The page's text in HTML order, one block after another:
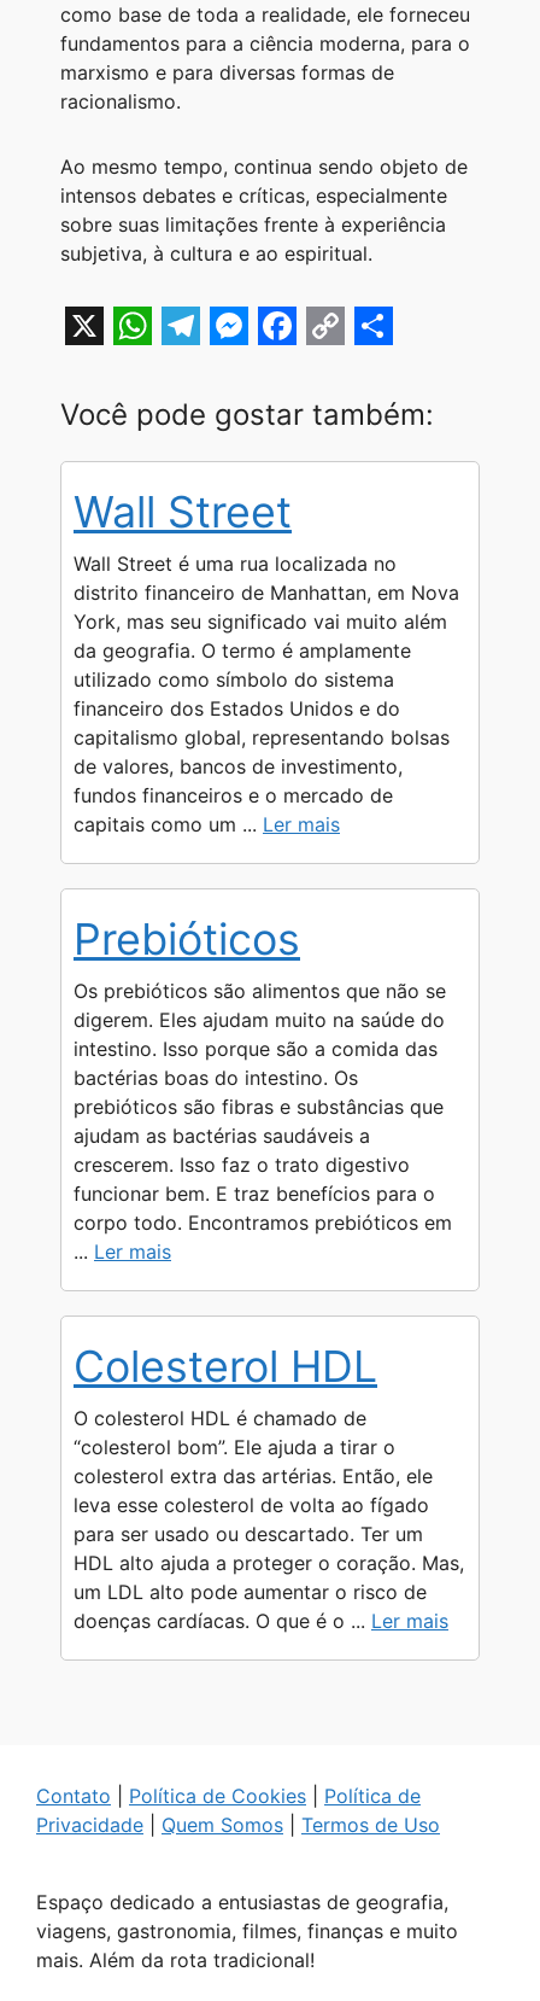
como base de toda a realidade, ele forneceu
fundamentos para a ciência moderna, para o
marxismo e para diversas formas de
racionalismo.
Ao mesmo tempo, continua sendo objeto de
intensos debates e críticas, especialmente
sobre suas limitações frente à experiência
subjetiva, à cultura e ao espiritual.
h
a
s
A
p
p
e
l
g
r
a
m
e
s
e
n
g
e
r
a
c
b
o
o
k
o
p
i
n
k
h
a
Você pode gostar também:
Wall Street
Wall Street é uma rua localizada no
distrito financeiro de Manhattan, em Nova
York, mas seu significado vai muito além
da geografia. O termo é amplamente
utilizado como símbolo do sistema
financeiro dos Estados Unidos e do
capitalismo global, representando bolsas
de valores, bancos de investimento,
fundos financeiros e o mercado de
capitais como um ... Ler mais
Prebióticos
Os prebióticos são alimentos que não se
digerem. Eles ajudam muito na saúde do
intestino. Isso porque são a comida das
bactérias boas do intestino. Os
prebióticos são fibras e substâncias que
ajudam as bactérias saudáveis a
crescerem. Isso faz o trato digestivo
funcionar bem. E traz benefícios para o
corpo todo. Encontramos prebióticos em
... Ler mais
Colesterol HDL
O colesterol HDL é chamado de
“colesterol bom”. Ele ajuda a tirar o
colesterol extra das artérias. Então, ele
leva esse colesterol de volta ao fígado
para ser usado ou descartado. Ter um
HDL alto ajuda a proteger o coração. Mas,
um LDL alto pode aumentar o risco de
doenças cardíacas. O que é o ... Ler mais
Contato Política de Cookies
Política de
Privacidade
Quem Somos Termos de Uso
Espaço dedicado a entusiastas de geografia,
viagens, gastronomia, filmes, finanças e muito
mais. Além da rota tradicional!